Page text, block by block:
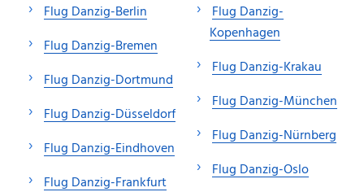
Flug Danzig-Berlin
Flug Danzig-Bremen
Flug Danzig-Dortmund
Flug Danzig-Düsseldorf
Flug Danzig-Eindhoven
Flug Danzig-Frankfurt
Flug Danzig-
Kopenhagen
Flug Danzig-Krakau
Flug Danzig-München
Flug Danzig-Nürnberg
Flug Danzig-Oslo